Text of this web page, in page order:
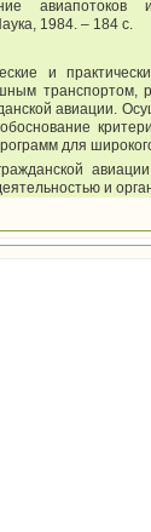
1984. – 184 с.
и
транспортом,
авиации.
для
и